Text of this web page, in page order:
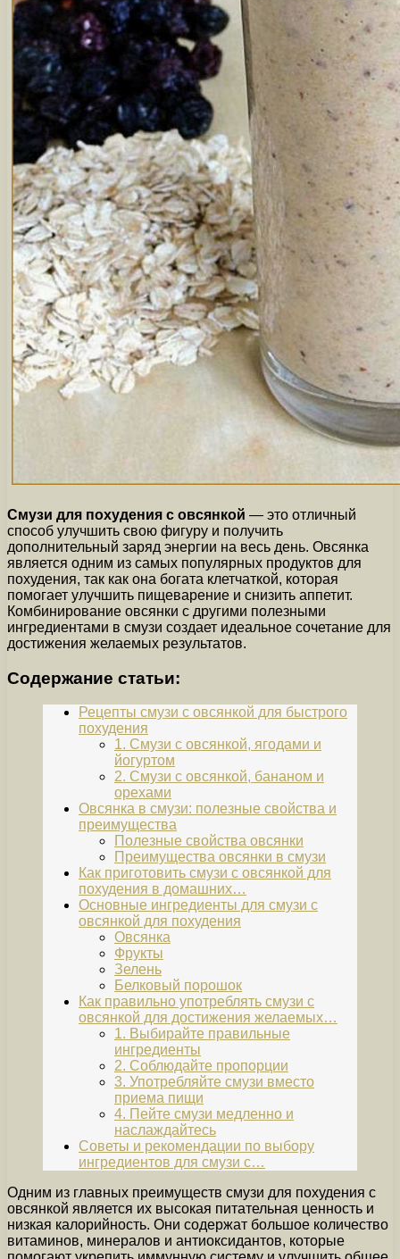
Смузи для похудения с овсянкой — это отличный
способ улучшить свою фигуру и получить
дополнительный заряд энергии на весь день. Овсянка
является одним из самых популярных продуктов для
похудения, так как она богата клетчаткой, которая
помогает улучшить пищеварение и снизить аппетит.
Комбинирование овсянки с другими полезными
ингредиентами в смузи создает идеальное сочетание для
достижения желаемых результатов.
Содержание статьи:
Рецепты смузи с овсянкой для быстрого
похудения
1. Смузи с овсянкой, ягодами и
йогуртом
2. Смузи с овсянкой, бананом и
орехами
Овсянка в смузи: полезные свойства и
преимущества
Полезные свойства овсянки
Преимущества овсянки в смузи
Как приготовить смузи с овсянкой для
похудения в домашних…
Основные ингредиенты для смузи с
овсянкой для похудения
Овсянка
Фрукты
Зелень
Белковый порошок
Как правильно употреблять смузи с
овсянкой для достижения желаемых…
1. Выбирайте правильные
ингредиенты
2. Соблюдайте пропорции
3. Употребляйте смузи вместо
приема пищи
4. Пейте смузи медленно и
наслаждайтесь
Советы и рекомендации по выбору
ингредиентов для смузи с…
Одним из главных преимуществ смузи для похудения с
овсянкой является их высокая питательная ценность и
низкая калорийность. Они содержат большое количество
витаминов, минералов и антиоксидантов, которые